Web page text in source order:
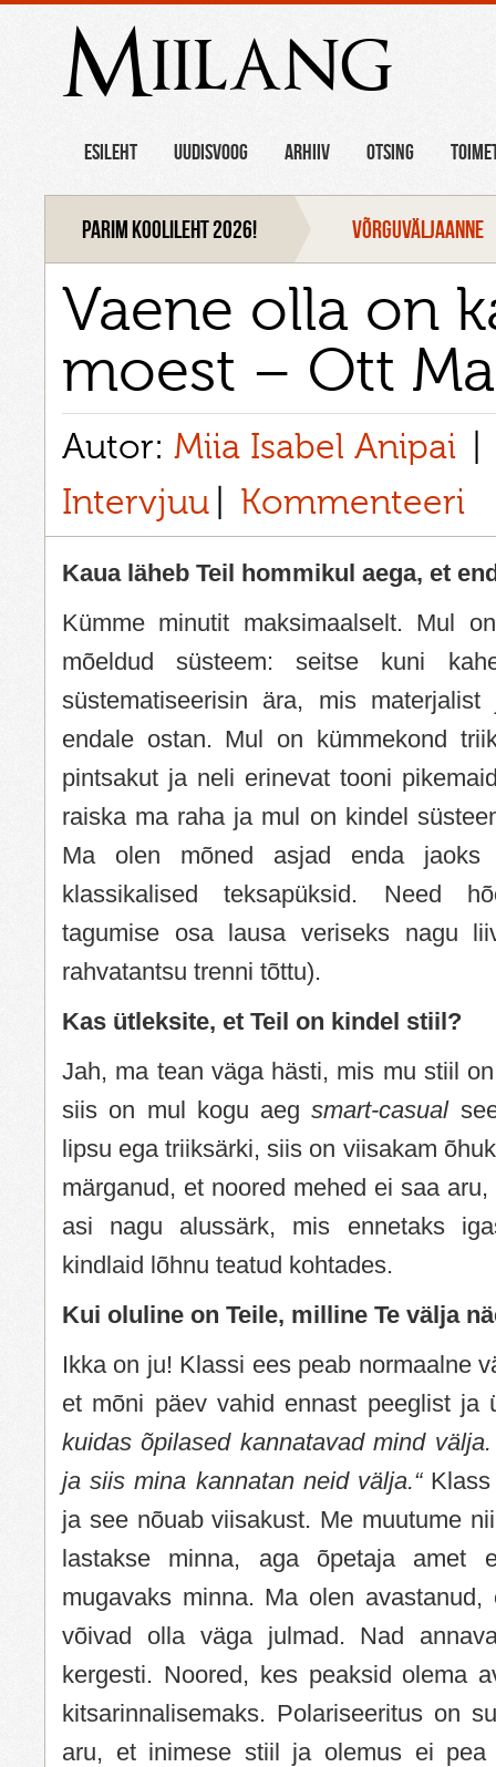
Miilang
ESILEHT UUDISVOOG ARHIIV OTSING
Parim koolileht 2026! VÕRGUVÄLJAANNE
Vaene olla on
moest – Ott
Autor: Miia Isabel Anipai
Intervjuu
Kommenteeri
Kaua läheb Teil hommikul aega, et
Kümme minutit maksimaalselt. Mul
mõeldud süsteem: seitse kuni
süstematiseerisin ära, mis
endale ostan. Mul on kümmekond
pintsakut ja neli erinevat tooni
raiska ma raha ja mul on kindel
Ma olen mõned asjad enda jaoks
klassikalised teksapüksid. Need
tagumise osa lausa veriseks nagu
rahvatantsu trenni tõttu).
Kas ütleksite, et Teil on kindel stiil?
Jah, ma tean väga hästi, mis mu stiil
siis on mul kogu aegsmart-casual
lipsu ega triiksärki, siis on viisakam
märganud, et noored mehed ei saa
asi nagu alussärk, mis ennetaks
kindlaid lõhnu teatud kohtades.
Kui oluline on Teile, milline Te välja
Ikka on ju! Klassi ees peab normaalne
et mõni päev vahid ennast peeglist ja
kuidas õpilased kannatavad mind
ja siis mina kannatan neid välja.“
ja see nõuab viisakust. Me muutume
lastakse minna, aga õpetaja amet
mugavaks minna. Ma olen avastanud,
võivad olla väga julmad. Nad
kergesti. Noored, kes peaksid olema
kitsarinnalisemaks. Polariseeritus on
aru, et inimese stiil ja olemus ei pea